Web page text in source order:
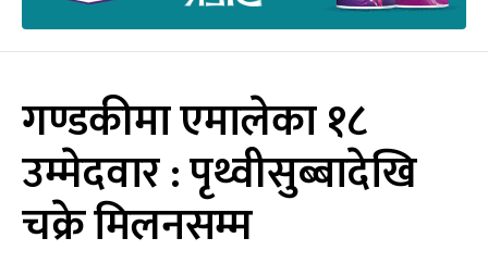
गण्डकीमा एमालेका १८
उम्मेदवार : पृथ्वीसुब्बादेखि
चक्रे मिलनसम्म